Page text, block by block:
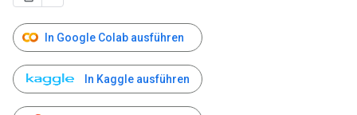
In Google Colab ausführen
In Kaggle ausführen